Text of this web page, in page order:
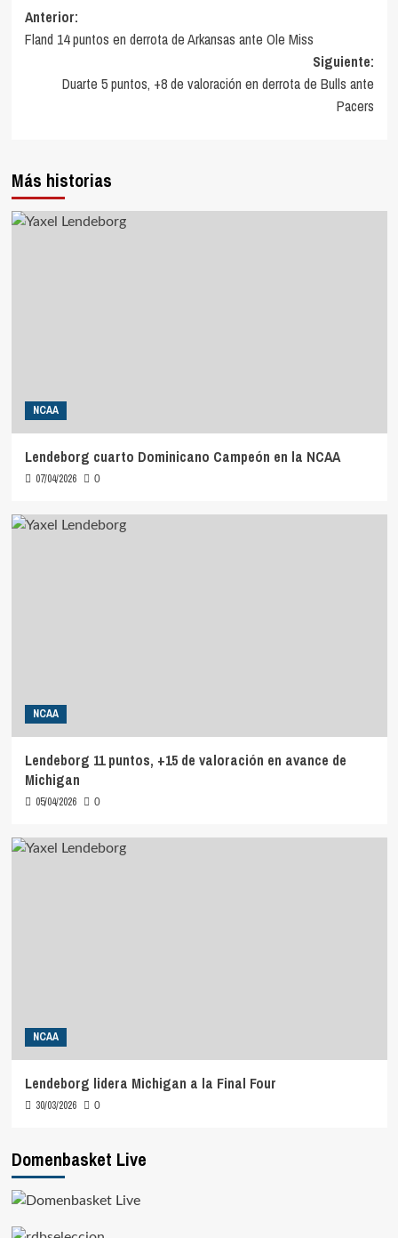
Navegación
de
entradas
Anterior:
Fland 14 puntos en derrota de Arkansas ante Ole Miss
Siguiente:
Duarte 5 puntos, +8 de valoración en derrota de Bulls ante
Pacers
Más historias
NCAA
Lendeborg cuarto Dominicano Campeón en la NCAA
07/04/2026 0
NCAA
Lendeborg 11 puntos, +15 de valoración en avance de
Michigan
05/04/2026 0
NCAA
Lendeborg lidera Michigan a la Final Four
30/03/2026 0
Domenbasket Live